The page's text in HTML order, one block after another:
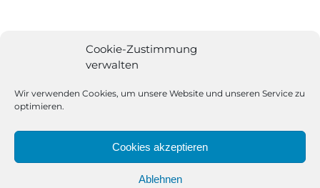
Cookie-Zustimmung
verwalten
Wir verwenden Cookies, um unsere Website und unseren Service zu
optimieren.
Cookies akzeptieren
Ablehnen